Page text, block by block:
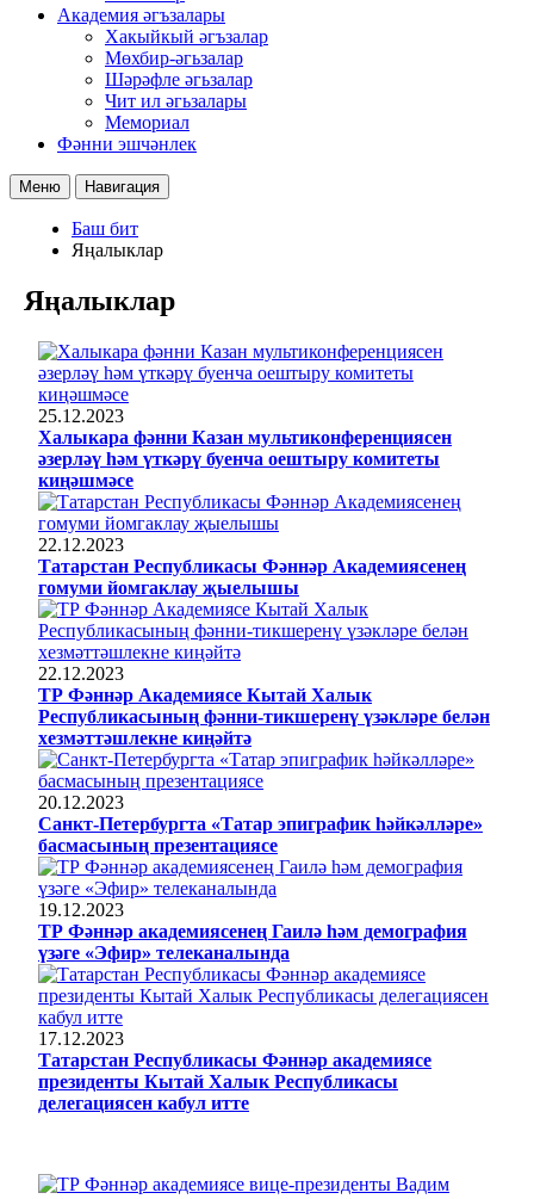
Академия әгъзалары
Хакыйкый әгъзалар
Мөхбир-әгьзалар
Шәрәфле әгьзалар
Чит ил әгьзалары
Мемориал
Фәнни эшчәнлек
Меню Навигация
Баш бит
Яңалыклар
Яңалыклар
25.12.2023
Халыкара фәнни Казан мультиконференциясен
әзерләү һәм үткәрү буенча оештыру комитеты
киңәшмәсе
22.12.2023
Татарстан Республикасы Фәннәр Академиясенең
гомуми йомгаклау җыелышы
22.12.2023
ТР Фәннәр Академиясе Кытай Халык
Республикасының фәнни-тикшеренү үзәкләре белән
хезмәттәшлекне киңәйтә
20.12.2023
Санкт-Петербургта «Татар эпиграфик һәйкәлләре»
басмасының презентациясе
19.12.2023
ТР Фәннәр академиясенең Гаилә һәм демография
үзәге «Эфир» телеканалында
17.12.2023
Татарстан Республикасы Фәннәр академиясе
президенты Кытай Халык Республикасы
делегациясен кабул итте